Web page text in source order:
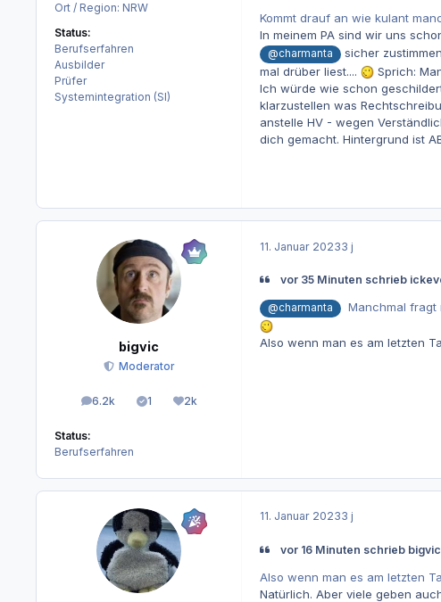
Ort / Region: NRW
Status:
Berufserfahren
Ausbilder
Prüfer
Systemintegration (SI)
Kommt drauf an wie kulant
In meinem PA sind wir uns
@charmanta
sicher
mal drüber liest....
Sprich:
Ich würde wie schon
klarzustellen was
anstelle HV - wegen
dich gemacht. Hintergrund ist
bigvic
Moderator
6.2k
Beiträge 1
Lösungen
2k
Reputation
Status:
Berufserfahren
11. Januar 20233 j
vor 35 Minuten schrieb
@charmanta Manchmal fragt
Also wenn man es am letzten
11. Januar 20233 j
vor 16 Minuten schrieb
Also wenn man es am letzten
Natürlich. Aber viele geben